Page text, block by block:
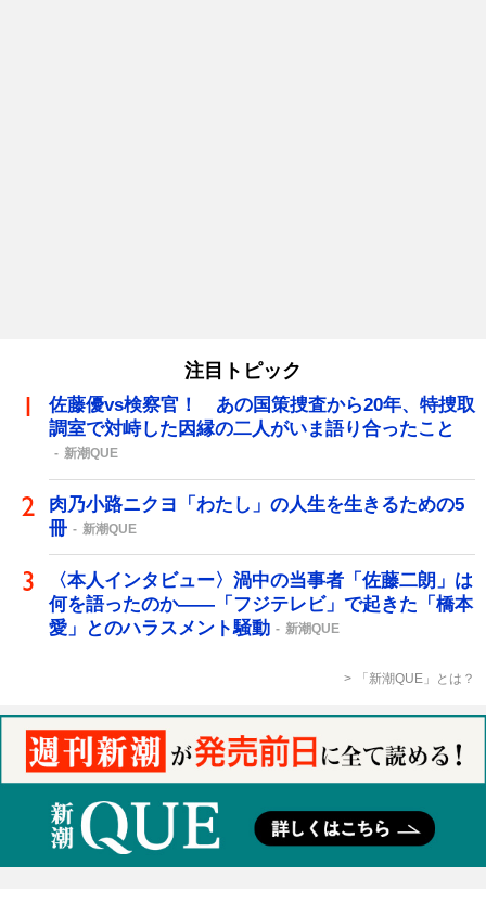
注目トピック
佐藤優vs検察官！ あの国策捜査から20年、特捜取
調室で対峙した因縁の二人がいま語り合ったこと
新潮QUE
肉乃小路ニクヨ「わたし」の人生を生きるための5
冊
新潮QUE
〈本人インタビュー〉渦中の当事者「佐藤二朗」は
何を語ったのか――「フジテレビ」で起きた「橋本
愛」とのハラスメント騒動
新潮QUE
「新潮QUE」とは？